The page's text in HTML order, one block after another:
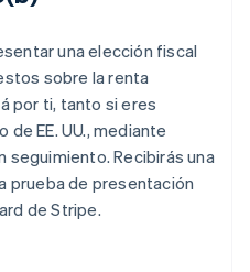
una elección fiscal
sobre la renta
por ti, tanto si eres
de EE. UU., mediante
seguimiento. Recibirás una
prueba de presentación
de Stripe.